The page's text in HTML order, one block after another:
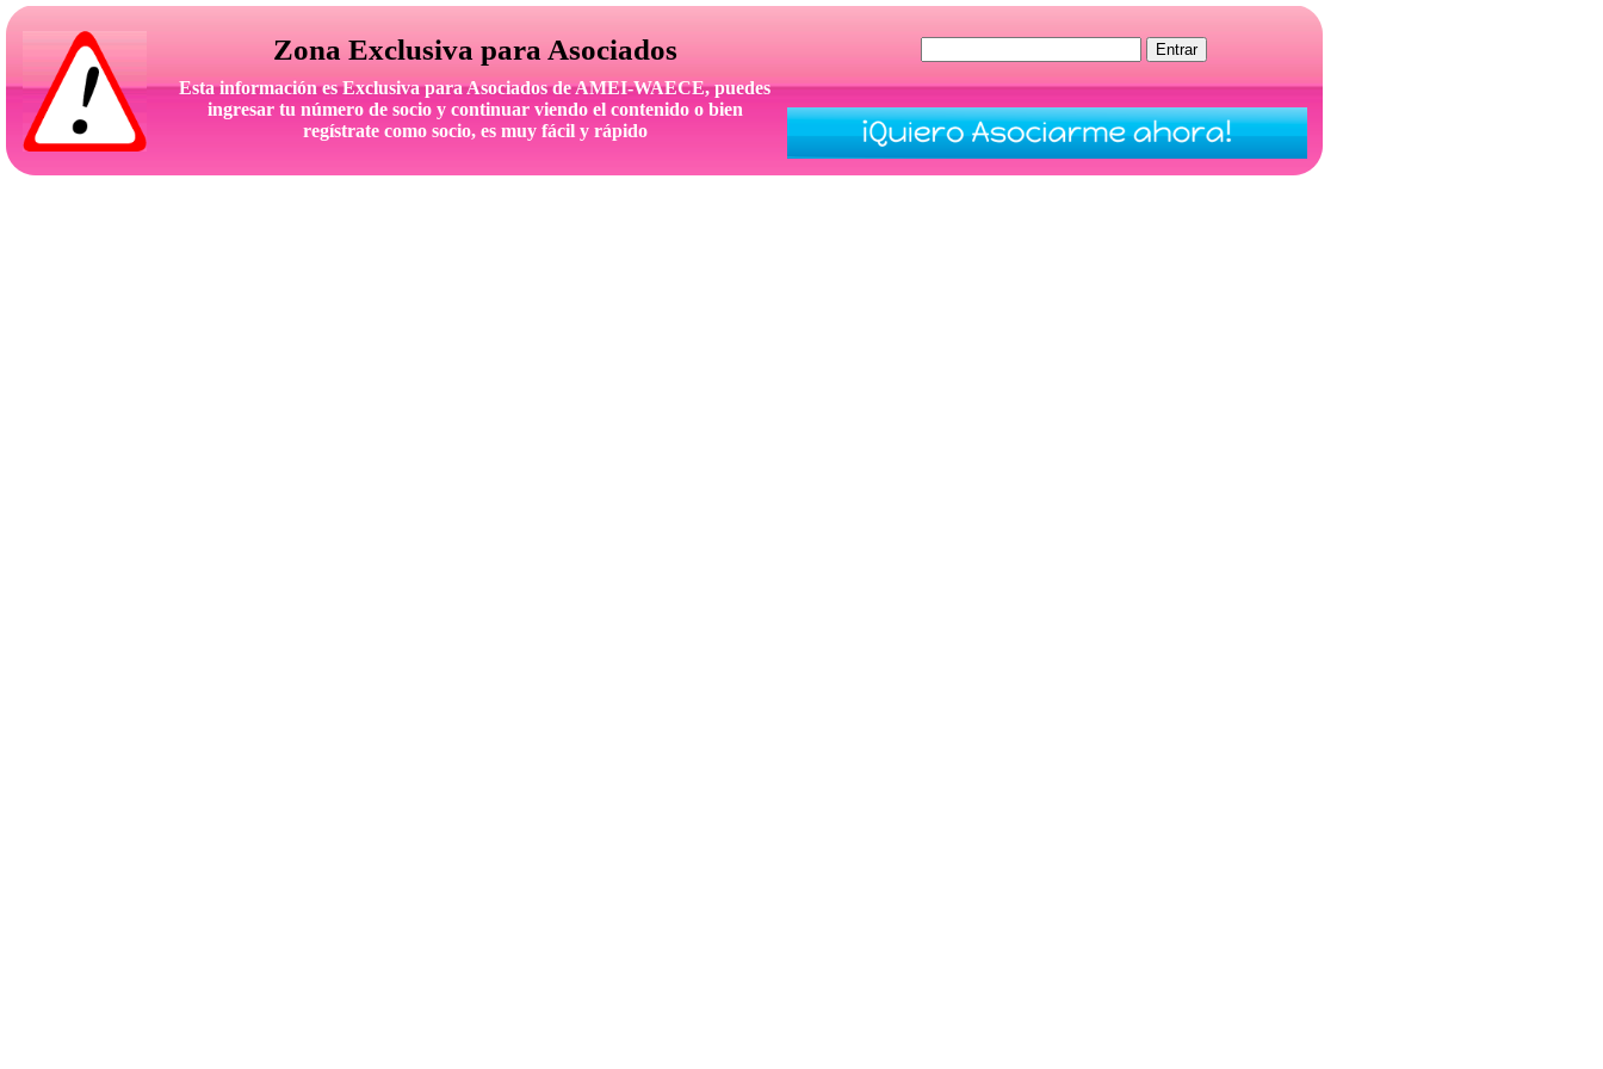
Esta información es Exclusiva para Asociados de AMEI-WAECE, puedes
ingresar tu número de socio y continuar viendo el contenido o bien
regístrate como socio, es muy fácil y rápido
Zona Exclusiva para Asociados